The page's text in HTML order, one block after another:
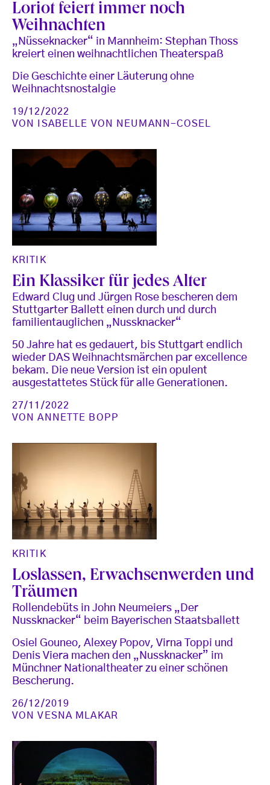
Loriot feiert immer noch
Weihnachten
„Nüsseknacker“ in Mannheim: Stephan Thoss
kreiert einen weihnachtlichen Theaterspaß
Die Geschichte einer Läuterung ohne
Weihnachtsnostalgie
19/12/2022
VON
ISABELLE VON NEUMANN-COSEL
KRITIK
Ein Klassiker für jedes Alter
Edward Clug und Jürgen Rose bescheren dem
Stuttgarter Ballett einen durch und durch
familientauglichen „Nussknacker“
50 Jahre hat es gedauert, bis Stuttgart endlich
wieder DAS Weihnachtsmärchen par excellence
bekam. Die neue Version ist ein opulent
ausgestattetes Stück für alle Generationen.
27/11/2022
VONANNETTE BOPP
KRITIK
Loslassen, Erwachsenwerden und
Träumen
Rollendebüts in John Neumeiers „Der
Nussknacker“ beim Bayerischen Staatsballett
Osiel Gouneo, Alexey Popov, Virna Toppi und
Denis Viera machen den „Nussknacker” im
Münchner Nationaltheater zu einer schönen
Bescherung.
26/12/2019
VONVESNA MLAKAR